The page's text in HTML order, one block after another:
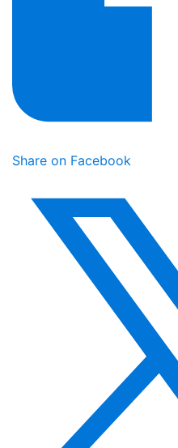
Share on Facebook